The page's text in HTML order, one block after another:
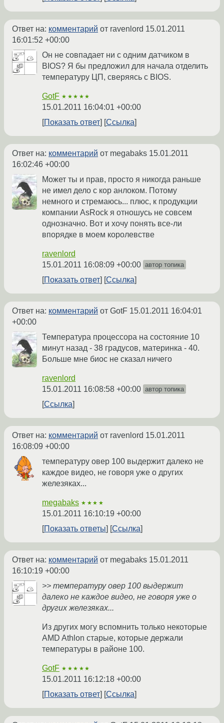
Ответ на: комментарий от ravenlord 15.01.2011
16:01:52 +00:00
Он не совпадает ни с одним датчиком в
BIOS? Я бы предложил для начала отделить
температуру ЦП, сверяясь с BIOS.
GotF ★★★★★
15.01.2011 16:04:01 +00:00
Показать ответ
Ссылка
Ответ на: комментарий от megabaks 15.01.2011
16:02:46 +00:00
Может ты и прав, просто я никогда раньше
не имел дело с кор анлоком. Потому
немного и стремаюсь... плюс, к продукции
компании AsRock я отношусь не совсем
однозначно. Вот и хочу понять все-ли
впорядке в моем королевстве
ravenlord
15.01.2011 16:08:09 +00:00 автор топика
Показать ответ Ссылка
Ответ на: комментарий от GotF 15.01.2011 16:04:01
+00:00
Температура процессора на состояние 10
минут назад - 38 градусов, материнка - 40.
Больше мне биос не сказал ничего
ravenlord
15.01.2011 16:08:58 +00:00 автор топика
Ссылка
Ответ на: комментарий от ravenlord 15.01.2011
16:08:09 +00:00
температуру овер 100 выдержит далеко не
каждое видео, не говоря уже о других
железяках...
megabaks ★★★★
15.01.2011 16:10:19 +00:00
Показать ответы
Ссылка
Ответ на: комментарий от megabaks 15.01.2011
16:10:19 +00:00
>> температуру овер 100 выдержит
далеко не каждое видео, не говоря уже о
других железяках...
Из других могу вспомнить только некоторые
AMD Athlon старые, которые держали
температуры в районе 100.
GotF ★★★★★
15.01.2011 16:12:18 +00:00
Показать ответ
Ссылка